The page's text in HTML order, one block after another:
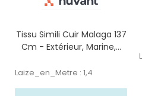
Tissu Simili Cuir Malaga 137
Cm - Extérieur, Marine,...
Laize_en_Metre : 1,4